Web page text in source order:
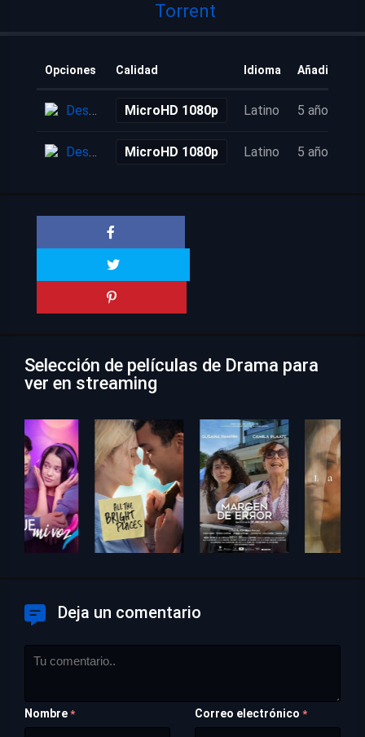
Torrent
Opciones Calidad Idioma Añadido
Descarga MicroHD 1080p Latino 5 años
Descarga MicroHD 1080p Latino 5 años
Selección de películas de Drama para
ver en streaming
Deja un comentario
Nombre * Correo electrónico *